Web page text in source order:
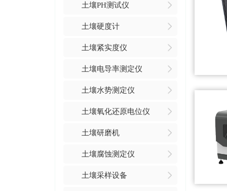
土壤PH测试仪
土壤硬度计
土壤紧实度仪
土壤电导率测定仪
土壤水势测定仪
土壤氧化还原电位仪
土壤研磨机
土壤腐蚀测定仪
土壤采样设备